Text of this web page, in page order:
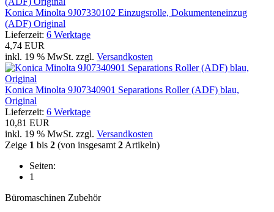
Konica Minolta 9J07330102 Einzugsrolle, Dokumenteneinzug
(ADF) Original
Lieferzeit: 6 Werktage
4,74 EUR
inkl. 19 % MwSt. zzgl. Versandkosten
Konica Minolta 9J07340901 Separations Roller (ADF) blau,
Original
Lieferzeit: 6 Werktage
10,81 EUR
inkl. 19 % MwSt. zzgl. Versandkosten
Zeige 1 bis 2 (von insgesamt 2 Artikeln)
Seiten:
1
Büromaschinen Zubehör